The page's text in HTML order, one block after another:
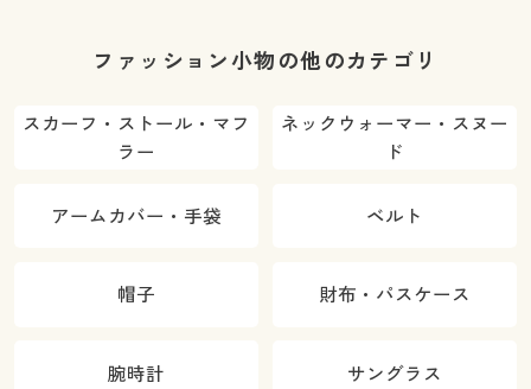
ファッション小物の他のカテゴリ
スカーフ・ストール・マフ
ラー
ネックウォーマー・スヌー
ド
アームカバー・手袋 ベルト
帽子 財布・パスケース
腕時計 サングラス